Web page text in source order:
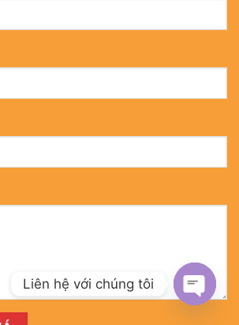
Liên hệ với chúng tôi